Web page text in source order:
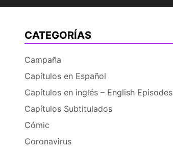
SUBMENÚ SUBMENÚ
CATEGORÍAS
Campaña
Capítulos en Español
Capítulos en inglés – English Episodes
Capítulos Subtitulados
Cómic
Coronavirus